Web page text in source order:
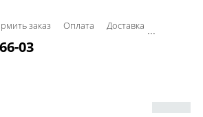
заказ Оплата Доставка ...
03